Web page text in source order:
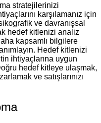
stratejilerinizi
karşılamanız için
ve davranışsal
hedef kitlenizi analiz
kapsamlı bilgilere
Hedef kitlenizi
ihtiyaçlarına uygun
hedef kitleye ulaşmak,
ve satışlarınızı